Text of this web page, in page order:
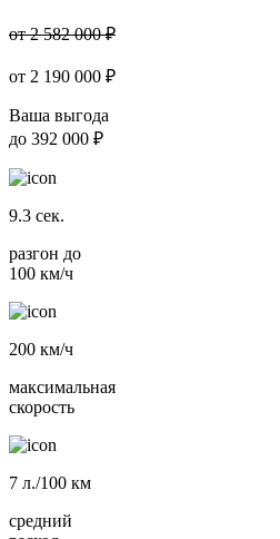
от 2 582 000 ₽
от 2 190 000 ₽
Ваша выгода
до 392 000 ₽
9.3 сек.
разгон до
100 км/ч
200 км/ч
максимальная
скорость
7 л./100 км
средний